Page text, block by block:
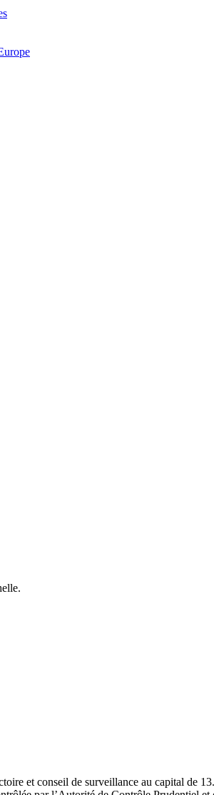
et conseil de surveillance au capital de